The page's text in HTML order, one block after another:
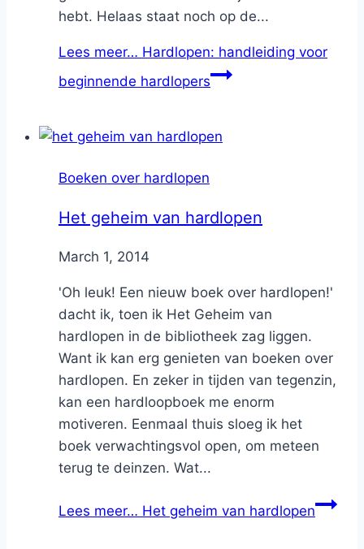
hebt. Helaas staat noch op de...
Lees meer… Hardlopen: handleiding voor
beginnende hardlopers
Boeken over hardlopen
Het geheim van hardlopen
ByNicole
March 1, 2014
'Oh leuk! Een nieuw boek over hardlopen!'
dacht ik, toen ik Het Geheim van
hardlopen in de bibliotheek zag liggen.
Want ik kan erg genieten van boeken over
hardlopen. En zeker in tijden van tegenzin,
kan een hardloopboek me enorm
motiveren. Eenmaal thuis sloeg ik het
boek verwachtingsvol open, om meteen
terug te deinzen. Wat...
Lees meer… Het geheim van hardlopen